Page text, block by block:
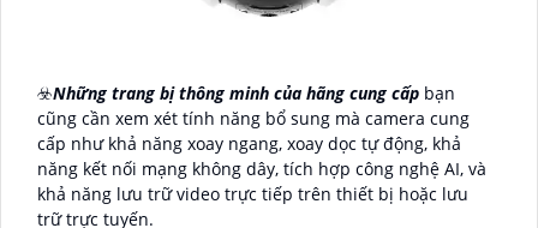
☣️Những trang bị thông minh của hãng cung cấp bạn
cũng cần xem xét tính năng bổ sung mà camera cung
cấp như khả năng xoay ngang, xoay dọc tự động, khả
năng kết nối mạng không dây, tích hợp công nghệ AI, và
khả năng lưu trữ video trực tiếp trên thiết bị hoặc lưu
trữ trực tuyến.